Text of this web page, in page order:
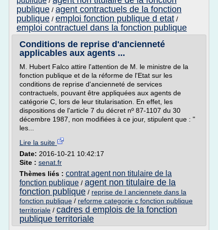
publique / agent contractuels de la fonction
publique / emploi fonction publique d etat /
emploi contractuel dans la fonction publique
Conditions de reprise d'ancienneté
applicables aux agents ...
M. Hubert Falco attire l'attention de M. le ministre de la
fonction publique et de la réforme de l'Etat sur les
conditions de reprise d'ancienneté de services
contractuels, pouvant être appliquées aux agents de
catégorie C, lors de leur titularisation. En effet, les
dispositions de l'article 7 du décret nº 87-1107 du 30
décembre 1987, non modifiées à ce jour, stipulent que : "
les...
Lire la suite
Date: 2016-10-21 10:42:17
Site : senat.fr
Thèmes liés : contrat agent non titulaire de la
fonction publique / agent non titulaire de la
fonction publique / reprise de l anciennete dans la
fonction publique / reforme categorie c fonction publique
territoriale / cadres d emplois de la fonction
publique territoriale